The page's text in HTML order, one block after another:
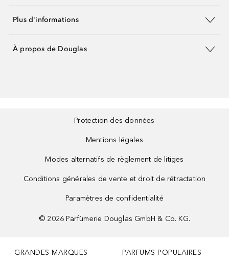
Plus d'informations
À propos de Douglas
Protection des données
Mentions légales
Modes alternatifs de règlement de litiges
Conditions générales de vente et droit de rétractation
Paramètres de confidentialité
© 2026 Parfümerie Douglas GmbH & Co. KG.
GRANDES MARQUES PARFUMS POPULAIRES